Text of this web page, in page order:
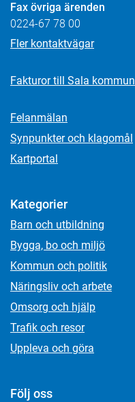
Fax övriga ärenden
0224-67 78 00
Fler kontaktvägar
Fakturor till Sala kommun
Felanmälan
Synpunkter och klagomål
Kartportal
Kategorier
Barn och utbildning
Bygga, bo och miljö
Kommun och politik
Näringsliv och arbete
Omsorg och hjälp
Trafik och resor
Uppleva och göra
Följ oss